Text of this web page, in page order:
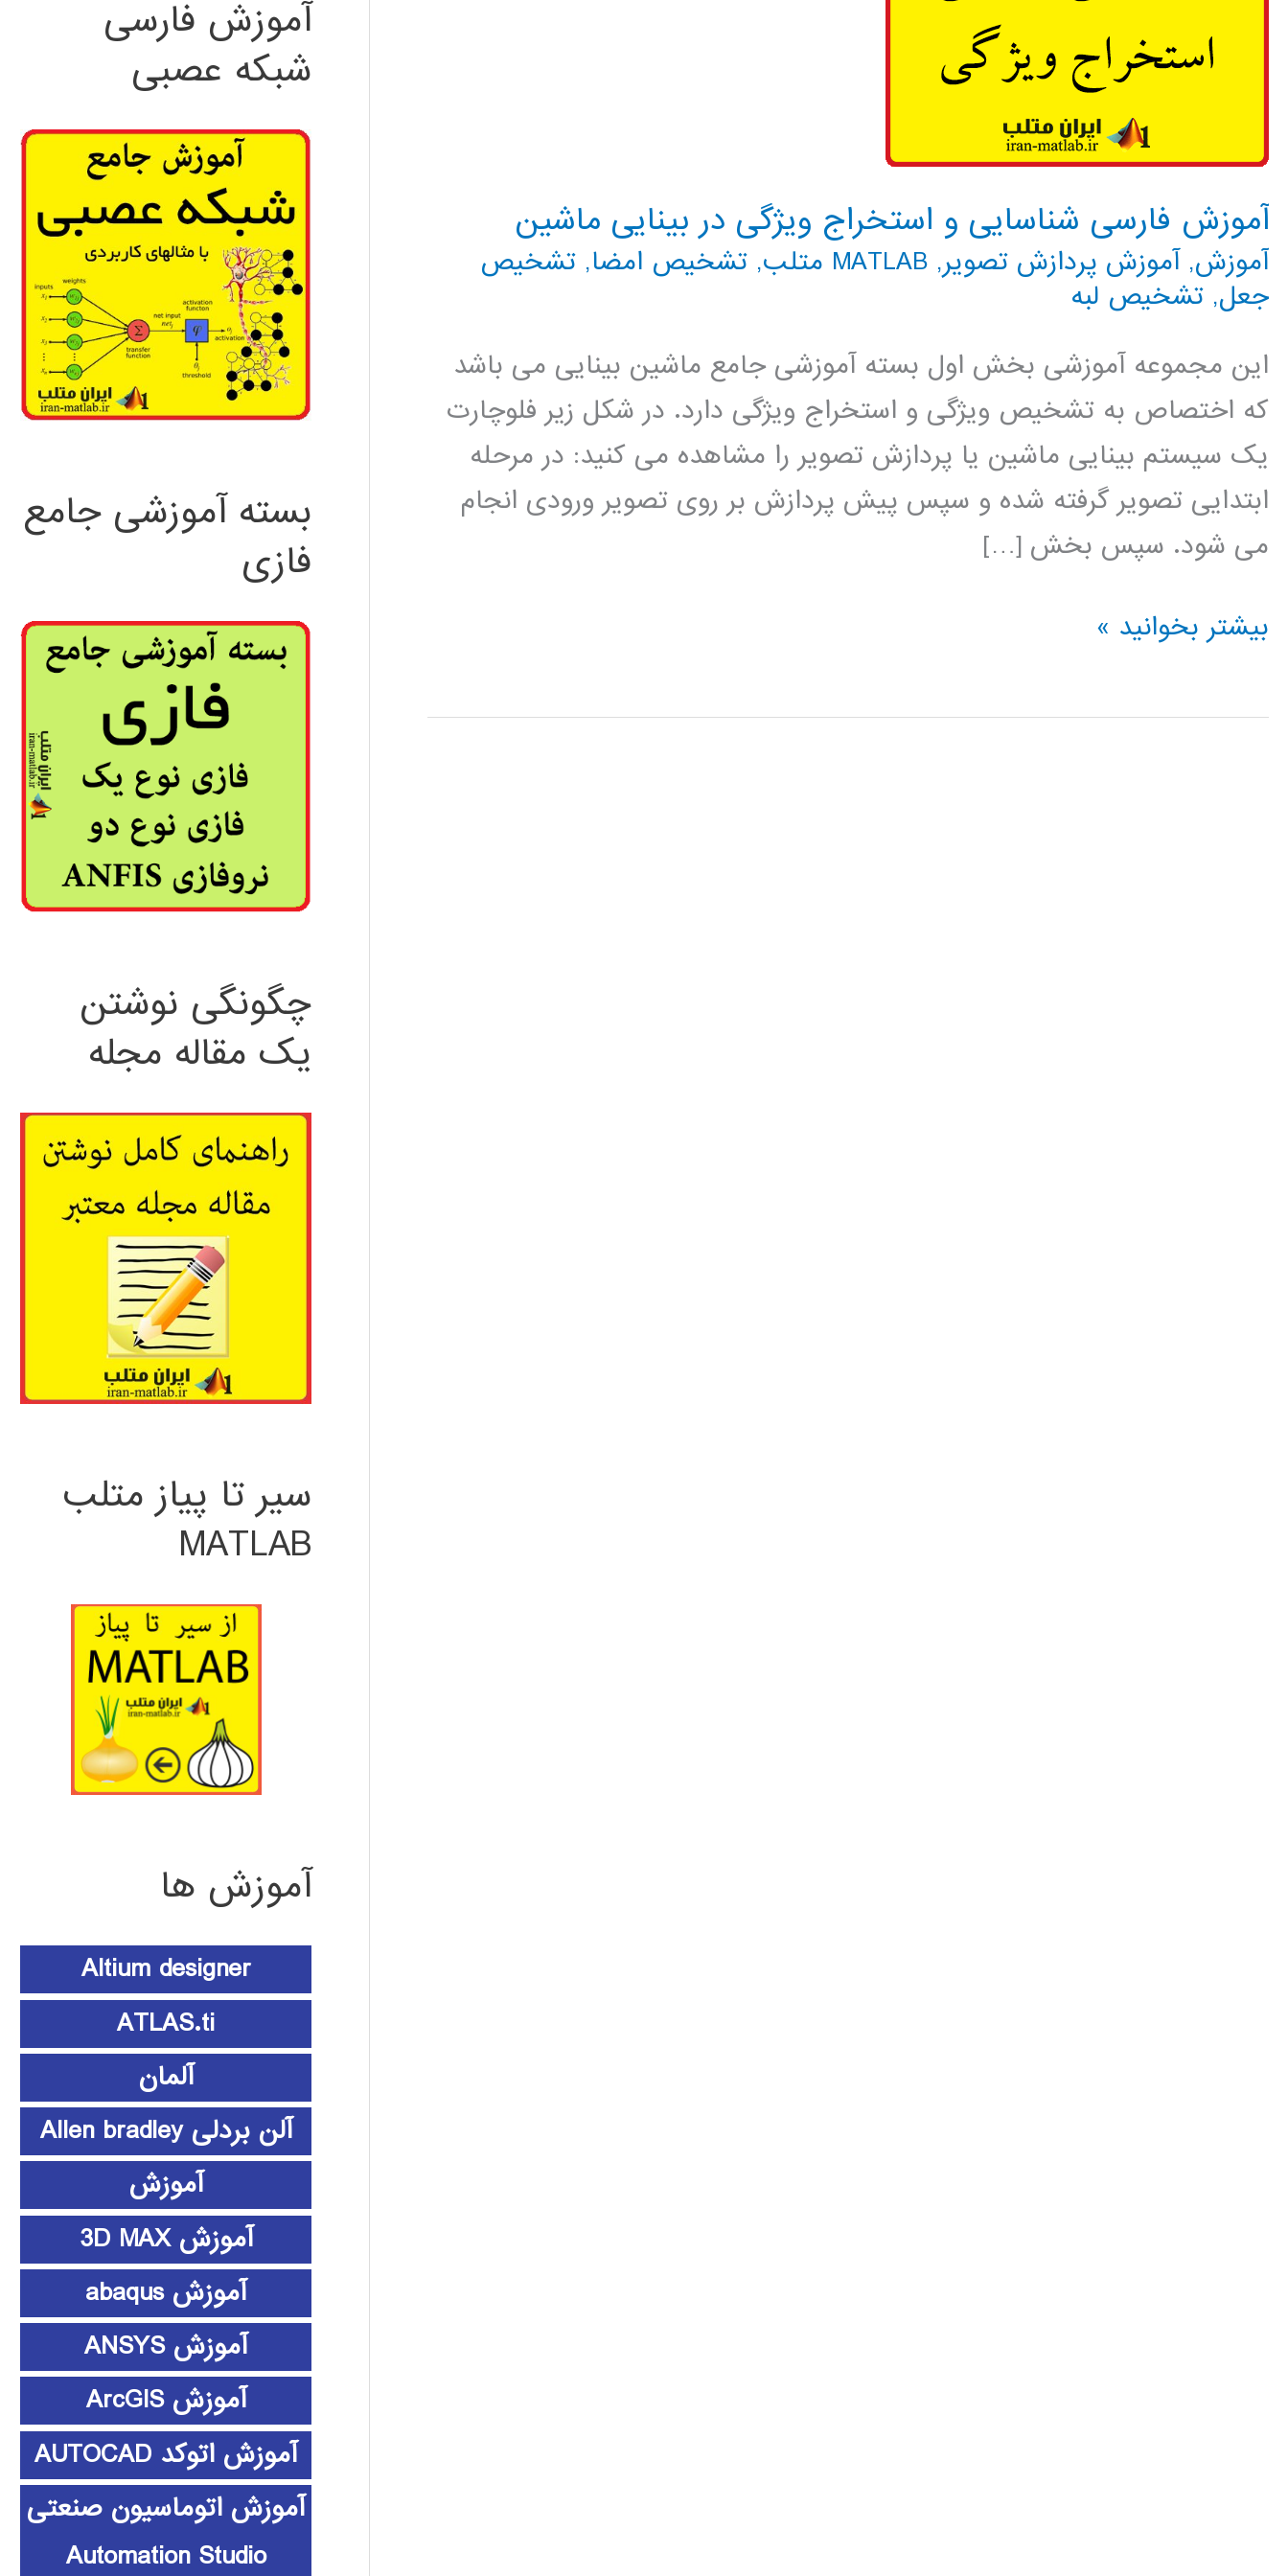
آموزش فارسی شناسایی و استخراج ویژگی در بینایی ماشین
آموزش,آموزش پردازش تصویر, MATLAB متلب , تشخیص امضا, تشخیص
جعل, تشخیص لبه
این مجموعه آموزشی بخش اول بسته آموزشی جامع ماشین بینایی می باشد
که اختصاص به تشخیص ویژگی و استخراج ویژگی دارد. در شکل زیر فلوچارت
یک سیستم بینایی ماشین یا پردازش تصویر را مشاهده می کنید: در مرحله
ابتدایی تصویر گرفته شده و سپس پیش پردازش بر روی تصویر ورودی انجام
می شود. سپس بخش […]
آموزش
شناسایی
بیشتر بخوانید »
آموزش فارسی
شبکه عصبی
بسته آموزشی جامع
فازی
چگونگی نوشتن
یک مقاله مجله
سیر تا پیاز متلب
MATLAB
آموزش ها
Altium designer
ATLAS.ti
آلمان
آلن بردلی Allen bradley
آموزش
آموزش 3D MAX
آموزش abaqus
آموزش ANSYS
آموزش ArcGIS
آموزش اتوکد AUTOCAD
آموزش اتوماسیون صنعتی
Automation Studio